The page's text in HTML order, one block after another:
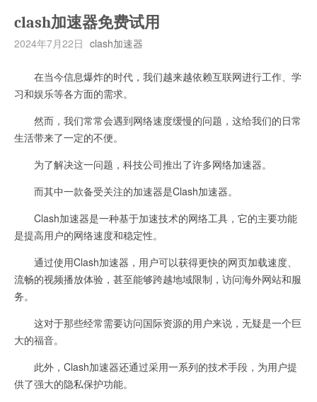
clash加速器免费试用
2024年7月22日 clash加速器
在当今信息爆炸的时代，我们越来越依赖互联网进行工作、学
习和娱乐等各方面的需求。
然而，我们常常会遇到网络速度缓慢的问题，这给我们的日常
生活带来了一定的不便。
为了解决这一问题，科技公司推出了许多网络加速器。
而其中一款备受关注的加速器是Clash加速器。
Clash加速器是一种基于加速技术的网络工具，它的主要功能
是提高用户的网络速度和稳定性。
通过使用Clash加速器，用户可以获得更快的网页加载速度、
流畅的视频播放体验，甚至能够跨越地域限制，访问海外网站和服
务。
这对于那些经常需要访问国际资源的用户来说，无疑是一个巨
大的福音。
此外，Clash加速器还通过采用一系列的技术手段，为用户提
供了强大的隐私保护功能。